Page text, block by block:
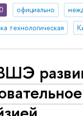
официально
технологическая